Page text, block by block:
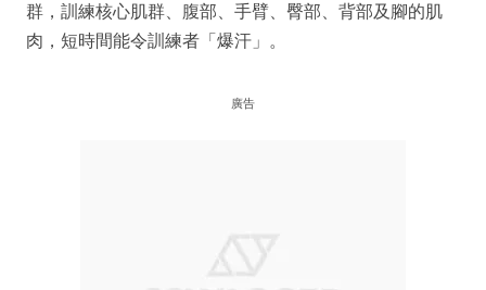
群，訓練核心肌群、腹部、手臂、臀部、背部及腳的肌
肉，短時間能令訓練者「爆汗」。
廣告